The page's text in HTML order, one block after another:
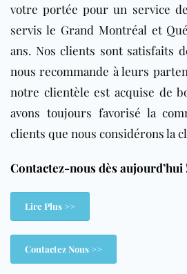
votre portée pour un service
servis le Grand Montréal et
ans. Nos clients sont satisfaits
nous recommande à leurs
notre clientèle est acquise de
avons toujours favorisé la
clients que nous considérons la
Contactez-nous dès aujourd’hui
Lire Plus >>
Contactez Nous >>